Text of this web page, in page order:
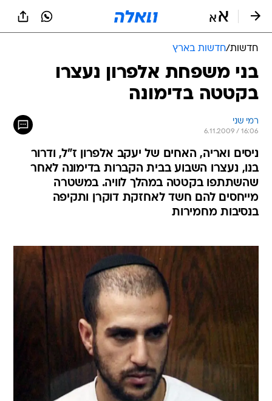
חדשות/חדשות בארץ
בני משפחת אלפרון נעצרו
בקטטה בדימונה
רמי שני
6.11.2009 / 16:06
ניסים ואריה, האחים של יעקב אלפרון ז"ל, ודרור
בנו, נעצרו השבוע בבית הקברות בדימונה לאחר
שהשתתפו בקטטה במהלך לוויה. במשטרה
מייחסים להם חשד לאחזקת דוקרן ותקיפה
בנסיבות מחמירות